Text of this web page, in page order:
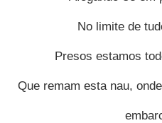
No limite de
Presos estamos
Que remam esta nau,